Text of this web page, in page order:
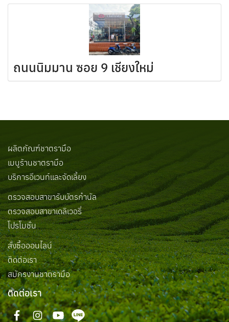
ถนนนิมมาน ซอย 9 เชียงใหม่
ผลิตภัณฑ์ชาตรามือ
เมนูร้านชาตรามือ
บริการอีเวนท์และจัดเลี้ยง
ตรวจสอบสาขารับบัตรกำนัล
ตรวจสอบสาขาเดลิเวอรี่
โปรโมชั่น
สั่งซื้อออนไลน์
ติดต่อเรา
สมัครงานชาตรามือ
ติดต่อเรา